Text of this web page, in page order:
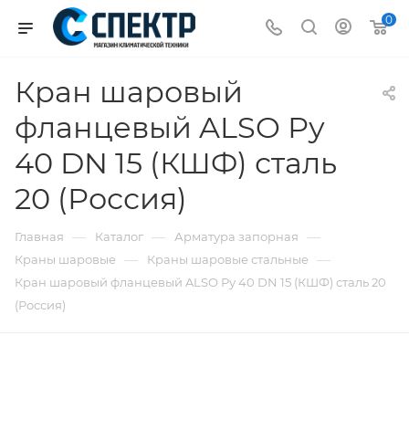
0
Кран шаровый
фланцевый ALSO Ру
40 DN 15 (КШФ) сталь
20 (Россия)
Главная — Каталог — Арматура запорная —
Краны шаровые — Краны шаровые стальные —
Кран шаровый фланцевый ALSO Ру 40 DN 15 (КШФ) сталь 20
(Россия)